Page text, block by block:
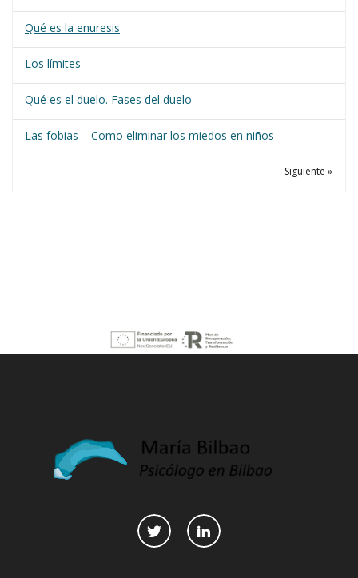
Qué es la enuresis
Los límites
Qué es el duelo. Fases del duelo
Las fobias – Como eliminar los miedos en niños
Siguiente »